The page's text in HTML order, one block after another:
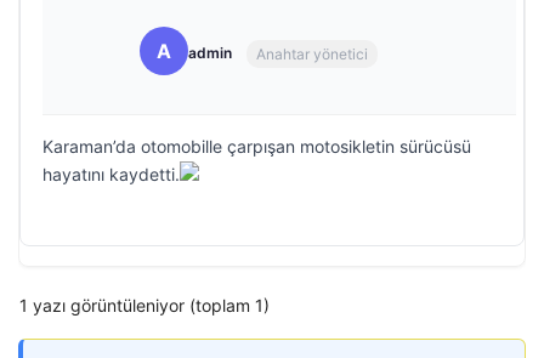
A admin Anahtar yönetici
Karaman’da otomobille çarpışan motosikletin sürücüsü
hayatını kaydetti.
1 yazı görüntüleniyor (toplam 1)